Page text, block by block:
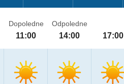
Dopoledne
11:00
Odpoledne
14:00 17:00